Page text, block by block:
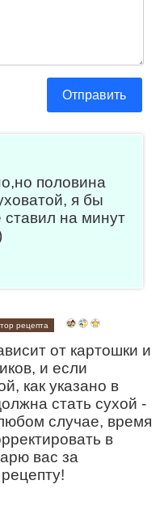
Отправить
половина
я бы
ставил на минут
рецепта
от картошки и
и если
как указано в
стать сухой -
случае, время
в
вас за